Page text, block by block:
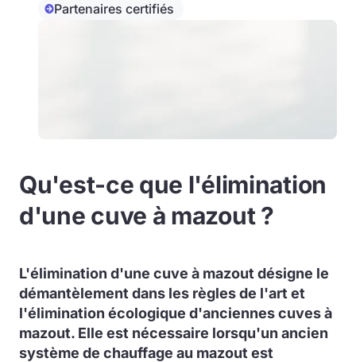
Partenaires certifiés
Qu'est-ce que l'élimination
d'une cuve à mazout ?
L'élimination d'une cuve à mazout désigne le
démantèlement dans les règles de l'art et
l'élimination écologique d'anciennes cuves à
mazout. Elle est nécessaire lorsqu'un ancien
système de chauffage au mazout est